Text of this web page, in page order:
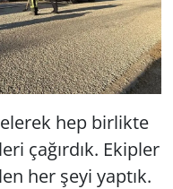
hep birlikte
çağırdık. Ekipler
her şeyi yaptık.